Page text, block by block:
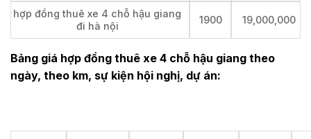
hợp đồng thuê xe 4 chỗ hậu giang
đi hà nội
1900 19,000,000
Bảng giá hợp đồng thuê xe 4 chỗ hậu giang theo
ngày, theo km, sự kiện hội nghị, dự án: